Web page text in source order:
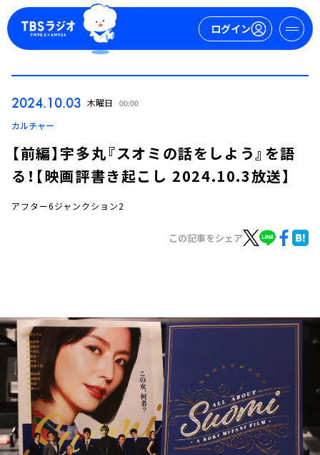
ログイン
お知らせ
イベント・グッズ
YouTube
会社情報
2024.10.03 木曜日 00:00
カルチャー
【前編】宇多丸『スオミの話をしよう』を語
る！【映画評書き起こし 2024.10.3放送】
アフター6ジャンクション2
この記事をシェア